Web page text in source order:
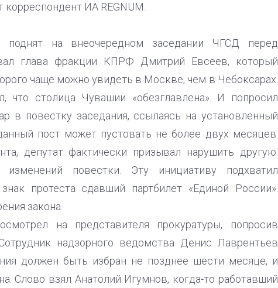
ИА REGNUM.
на внеочередном заседании ЧГСД перед
глава фракции КПРФ Дмитрий Евсеев, который
чаще можно увидеть в Москве, чем в Чебоксарах.
столица Чувашии «обезглавлена». И попросил
в повестку заседания, ссылаясь на установленный
пост может пустовать не более двух месяцев.
депутат фактически призывал нарушить другую:
изменений повестки. Эту инициативу подхватил
протеста сдавший партбилет «Единой России»:
закона.
на представителя прокуратуры, попросив
надзорного ведомства Денис Лаврентьев
должен быть избран не позднее шести месяце, и
Слово взял Анатолий Игумнов, когда-то работавший